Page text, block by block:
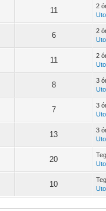
11
2
6
2
11
2
8
3
7
3
13
3
20
10